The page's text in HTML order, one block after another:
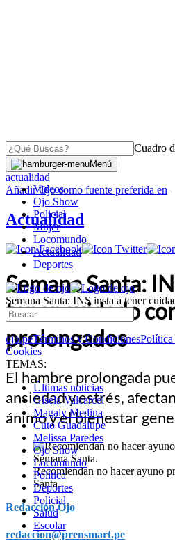
Cuadro
Menú
Videos
Ojo Show
Policial
Mujer
Locomundo
Actualidad
Deportes
Semana Santa: INS insta a tener
ojo.peTérminos y CondicionesPolítica
Cookies
TEMAS:
Últimas noticias
Gisela Valcarcel
Magaly Medina
Cuto Guadalupe
Melissa Paredes
Ojo Show
Locomundo
Política
Deportes
Policial
Salud
Escolar
OJO
actualidad
AñadirOjocomo fuente preferida en
Actualidad
Semana Santa:
tener cuidado
prolongados
El hambre prolongada
ansiedad y estrés,
ánimo y el bienestar
Recomiendan no hacer ayuno
Santa.
Redacción Ojo
redaccion@prensmart.pe